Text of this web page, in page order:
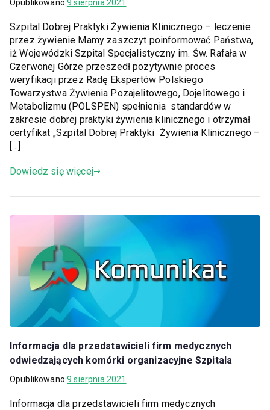
Opublikowano9 sierpnia 2021
Szpital Dobrej Praktyki Żywienia Klinicznego – leczenie
przez żywienie Mamy zaszczyt poinformować Państwa,
iż Wojewódzki Szpital Specjalistyczny im. Św. Rafała w
Czerwonej Górze przeszedł pozytywnie proces
weryfikacji przez Radę Ekspertów Polskiego
Towarzystwa Żywienia Pozajelitowego, Dojelitowego i
Metabolizmu (POLSPEN) spełnienia standardów w
zakresie dobrej praktyki żywienia klinicznego i otrzymał
certyfikat „Szpital Dobrej Praktyki Żywienia Klinicznego –
[…]
Dowiedz się więcej
Informacja dla przedstawicieli firm medycznych
odwiedzających komórki organizacyjne Szpitala
Opublikowano9 sierpnia 2021
Informacja dla przedstawicieli firm medycznych